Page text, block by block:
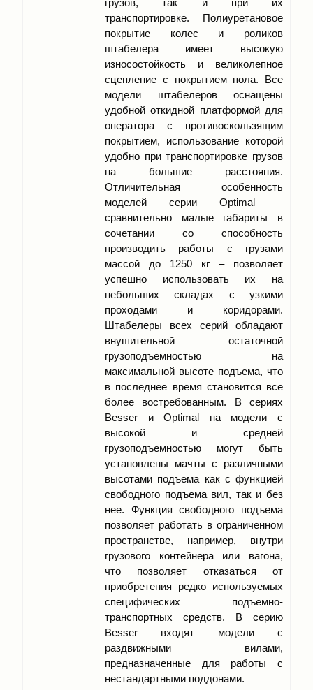
транспортировке. Полиуретановое
покрытие колес и роликов
штабелера имеет высокую
износостойкость и великолепное
сцепление с покрытием пола. Все
модели штабелеров оснащены
удобной откидной платформой для
оператора с противоскользящим
покрытием, использование которой
удобно при транспортировке грузов
на большие расстояния.
Отличительная особенность
моделей серии Optimal –
сравнительно малые габариты в
сочетании со способность
производить работы с грузами
массой до 1250 кг – позволяет
успешно использовать их на
небольших складах с узкими
проходами и коридорами.
Штабелеры всех серий обладают
внушительной остаточной
грузоподъемностью на
максимальной высоте подъема, что
в последнее время становится все
более востребованным. В сериях
Besser и Optimal на модели с
высокой и средней
грузоподъемностью могут быть
установлены мачты с различными
высотами подъема как с функцией
свободного подъема вил, так и без
нее. Функция свободного подъема
позволяет работать в ограниченном
пространстве, например, внутри
грузового контейнера или вагона,
что позволяет отказаться от
приобретения редко используемых
специфических подъемно-
транспортных средств. В серию
Besser входят модели с
раздвижными вилами,
предназначенные для работы с
нестандартными поддонами.